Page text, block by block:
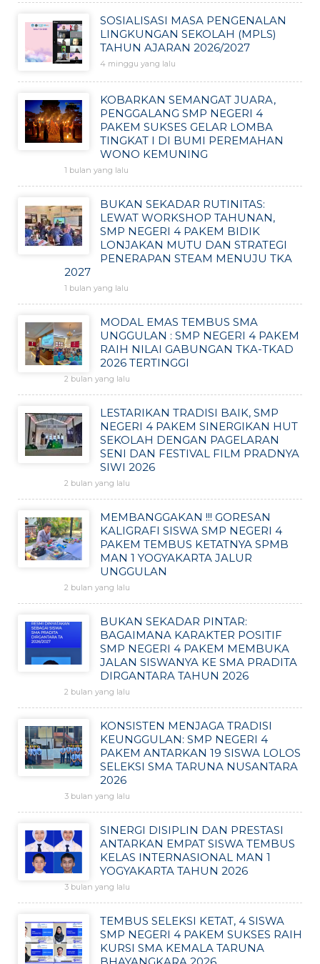
SOSIALISASI MASA PENGENALAN
LINGKUNGAN SEKOLAH (MPLS)
TAHUN AJARAN 2026/2027
4 minggu yang lalu
KOBARKAN SEMANGAT JUARA,
PENGGALANG SMP NEGERI 4
PAKEM SUKSES GELAR LOMBA
TINGKAT I DI BUMI PEREMAHAN
WONO KEMUNING
1 bulan yang lalu
BUKAN SEKADAR RUTINITAS:
LEWAT WORKSHOP TAHUNAN,
SMP NEGERI 4 PAKEM BIDIK
LONJAKAN MUTU DAN STRATEGI
PENERAPAN STEAM MENUJU TKA
2027
1 bulan yang lalu
MODAL EMAS TEMBUS SMA
UNGGULAN : SMP NEGERI 4 PAKEM
RAIH NILAI GABUNGAN TKA-TKAD
2026 TERTINGGI
2 bulan yang lalu
LESTARIKAN TRADISI BAIK, SMP
NEGERI 4 PAKEM SINERGIKAN HUT
SEKOLAH DENGAN PAGELARAN
SENI DAN FESTIVAL FILM PRADNYA
SIWI 2026
2 bulan yang lalu
MEMBANGGAKAN !!! GORESAN
KALIGRAFI SISWA SMP NEGERI 4
PAKEM TEMBUS KETATNYA SPMB
MAN 1 YOGYAKARTA JALUR
UNGGULAN
2 bulan yang lalu
BUKAN SEKADAR PINTAR:
BAGAIMANA KARAKTER POSITIF
SMP NEGERI 4 PAKEM MEMBUKA
JALAN SISWANYA KE SMA PRADITA
DIRGANTARA TAHUN 2026
2 bulan yang lalu
KONSISTEN MENJAGA TRADISI
KEUNGGULAN: SMP NEGERI 4
PAKEM ANTARKAN 19 SISWA LOLOS
SELEKSI SMA TARUNA NUSANTARA
2026
3 bulan yang lalu
SINERGI DISIPLIN DAN PRESTASI
ANTARKAN EMPAT SISWA TEMBUS
KELAS INTERNASIONAL MAN 1
YOGYAKARTA TAHUN 2026
3 bulan yang lalu
TEMBUS SELEKSI KETAT, 4 SISWA
SMP NEGERI 4 PAKEM SUKSES RAIH
KURSI SMA KEMALA TARUNA